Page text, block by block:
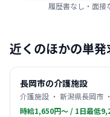
履歴書なし・面接
近くのほかの単発
長岡市の介護施設
介護施設 ・ 新潟県長岡市
時給1,650円〜 / 1日最低